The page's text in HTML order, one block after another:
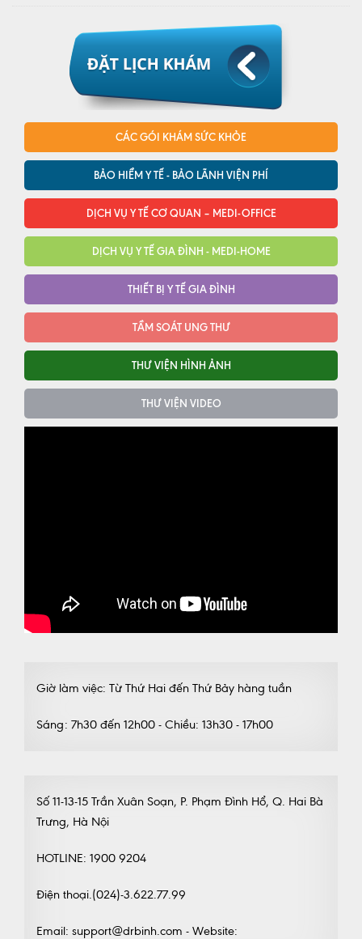
CÁC GÓI KHÁM SỨC KHỎE
BẢO HIỂM Y TẾ - BẢO LÃNH VIỆN PHÍ
DỊCH VỤ Y TẾ CƠ QUAN – MEDI-OFFICE
DỊCH VỤ Y TẾ GIA ĐÌNH - MEDI-HOME
THIẾT BỊ Y TẾ GIA ĐÌNH
TẦM SOÁT UNG THƯ
THƯ VIỆN HÌNH ẢNH
THƯ VIỆN VIDEO
Giờ làm việc: Từ Thứ Hai đến Thứ Bảy hàng tuần
Sáng: 7h30 đến 12h00 - Chiều: 13h30 - 17h00
Số 11-13-15 Trần Xuân Soạn, P. Phạm Đình Hổ, Q. Hai Bà
Trưng, Hà Nội
HOTLINE: 1900 9204
Điện thoại.(024)-3.622.77.99
Email: support@drbinh.com - Website: